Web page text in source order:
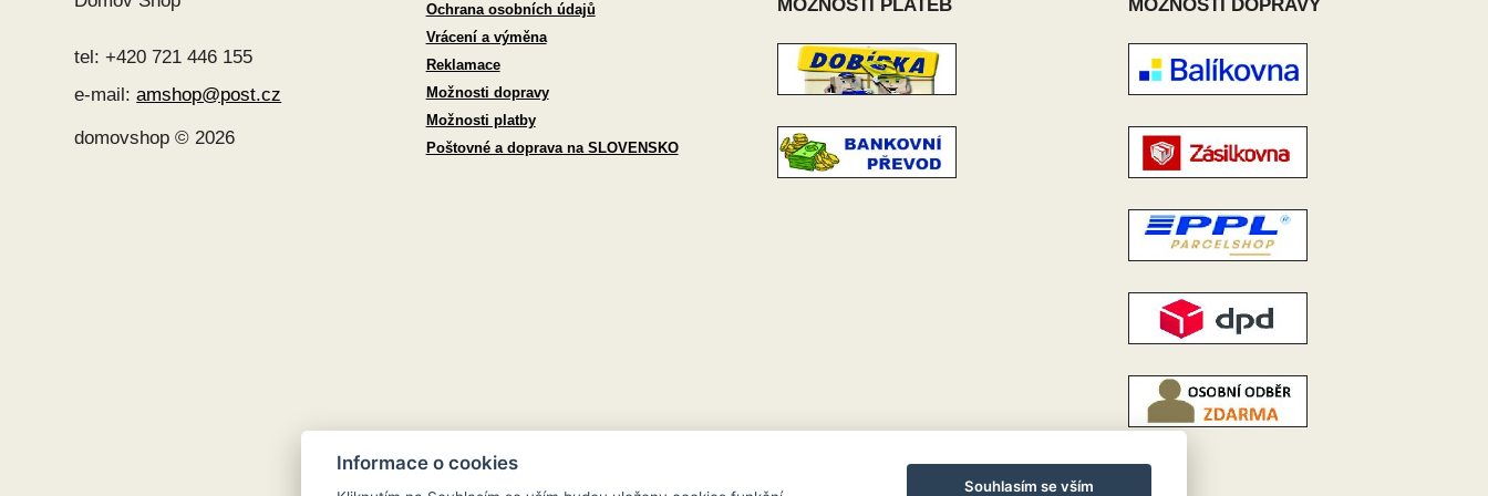
tel: +420 721 446 155
e-mail:amshop@post.cz
domovshop © 2026
Ochrana osobních údajů
Vrácení a výměna
Reklamace
Možnosti dopravy
Možnosti platby
Poštovné a doprava na SLOVENSKO
MOŽNOSTI PLATEB MOŽNOSTI DOPRAVY
Informace o cookies
Souhlasím se vším